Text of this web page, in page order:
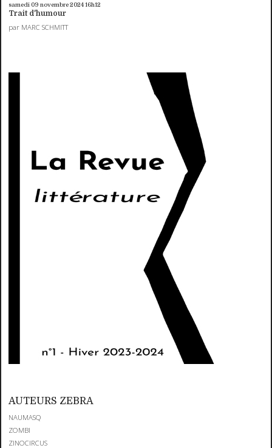
samedi 09 novembre 202416h12
Trait d'humour
par MARC SCHMITT
AUTEURS ZEBRA
NAUMASQ
ZOMBI
ZINOCIRCUS